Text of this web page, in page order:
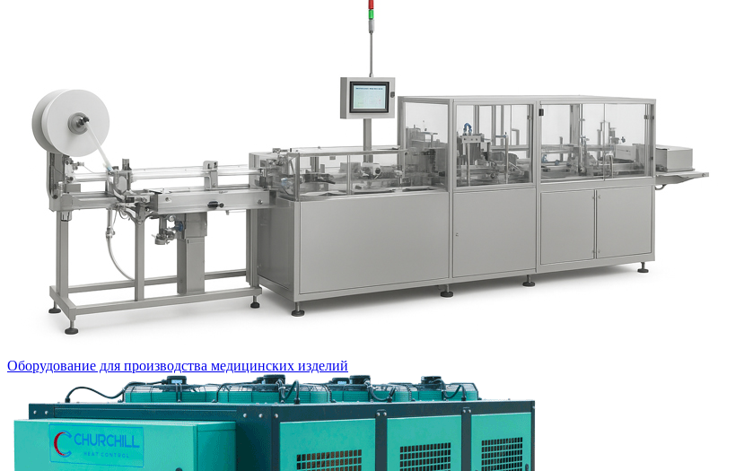
Оборудование для производства медицинских изделий